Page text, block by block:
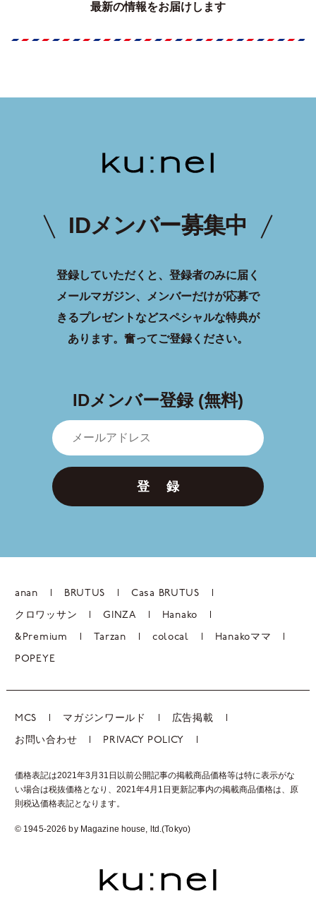
最新の情報をお届けします
IDメンバー募集中
登録していただくと、登録者のみに届く
メールマガジン、メンバーだけが応募で
きるプレゼントなどスペシャルな特典が
あります。 奮ってご登録ください。
IDメンバー登録 (無料)
登 録
anan BRUTUS Casa BRUTUS
クロワッサン GINZA Hanako
&Premium Tarzan colocal Hanakoママ
POPEYE
MCS マガジンワールド 広告掲載
お問い合わせ PRIVACY POLICY
価格表記は2021年3月31日以前公開記事の掲載商品価格等は特に表示がな
い場合は税抜価格となり、2021年4月1日更新記事内の掲載商品価格は、 原
則税込価格表記となります。
© 1945-2026 by Magazine house, ltd.(Tokyo)